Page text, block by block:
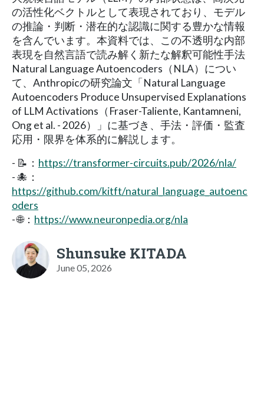
の活性化ベクトルとして表現されており、モデル
の推論・判断・潜在的な認識に関する豊かな情報
を含んでいます。本資料では、この不透明な内部
表現を自然言語で読み解く新たな解釈可能性手法
Natural Language Autoencoders（NLA）につい
て、Anthropicの研究論文「Natural Language
Autoencoders Produce Unsupervised Explanations
of LLM Activations（Fraser-Taliente, Kantamneni,
Ong et al. - 2026）」に基づき、手法・評価・監査
応用・限界を体系的に解説します。
- 📝： https://transformer-circuits.pub/2026/nla/
- 🐙：
https://github.com/kitft/natural_language_autoenc
oders
- 🌐： https://www.neuronpedia.org/nla
Shunsuke KITADA
June 05, 2026